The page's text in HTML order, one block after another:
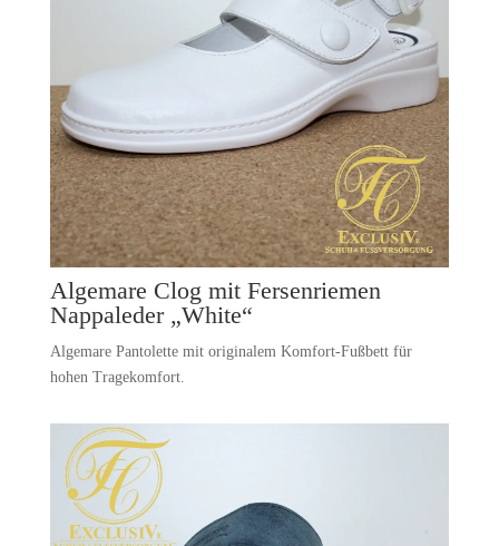
Algemare Clog mit Fersenriemen
Nappaleder „White“
Algemare Pantolette mit originalem Komfort-Fußbett für
hohen Tragekomfort.